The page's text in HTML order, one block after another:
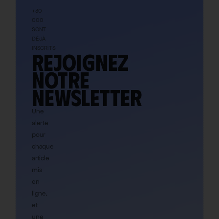
+30
000
SONT
DÉJÀ
INSCRITS
Rejoignez
notre
newsletter
Une
alerte
pour
chaque
article
mis
en
ligne,
et
une